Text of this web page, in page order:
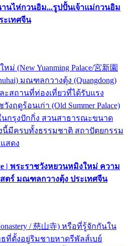
านไห่กวนอิม...รูปปั้นเจ้าแม่กวนอิม
ะเทศจีน
(New Yuanming Palace/宮新園
มณฑลกวางตุ้ง (Quangdong)
ะสถานที่ท่องเที่ยวที่ได้รับแรง
ฤดูร้อนเก่า (Old Summer Palace)
กรุงปักกิ่ง สวนสาธารณะขนาด
นี้มีครบทั้งธรรมชาติ สถาปัตยกรรม
สดง
| พระราชวังหยวนหมิงใหม่ ความ
ตร์ มณฑลกวางตุ้ง ประเทศจีน
/ 慈山寺) หรือที่รู้จักกันใน
ที่ตั้งอยู่ริมชายหาดรีพัลส์เบย์